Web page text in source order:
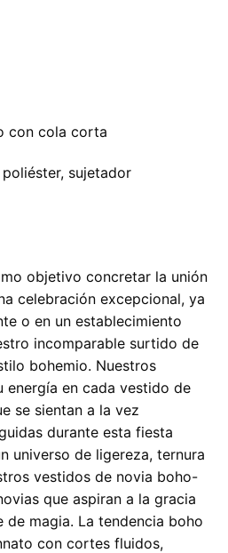
con cola corta
sujetador
objetivo concretar la unión
celebración excepcional, ya
o en un establecimiento
incomparable surtido de
bohemio. Nuestros
energía en cada vestido de
se sientan a la vez
durante esta fiesta
universo de ligereza, ternura
vestidos de novia boho-
que aspiran a la gracia
magia. La tendencia boho
con cortes fluidos,